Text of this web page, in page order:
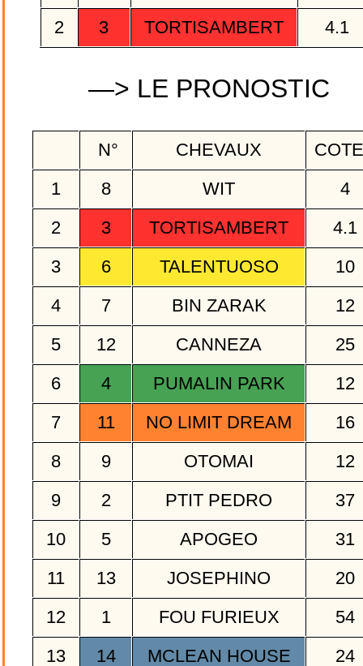
2
3 TORTISAMBERT 4.1
—> LE PRONOSTIC
N° CHEVAUX
1
8 WIT
4
2
3 TORTISAMBERT
4.1
3
6 TALENTUOSO
10
4
7 BIN ZARAK
12
5
12 CANNEZA
25
6
4 PUMALIN PARK
12
7
11 NO LIMIT DREAM
16
8
9 OTOMAI
12
9
2 PTIT PEDRO
37
10
5 APOGEO
31
11
13 JOSEPHINO
20
12
1 FOU FURIEUX
54
13
14 MCLEAN HOUSE
24